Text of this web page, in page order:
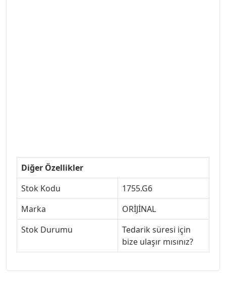
Diğer Özellikler
Stok Kodu
1755.G6
Marka
ORİJİNAL
Stok Durumu
Tedarik süresi için
bize ulaşır mısınız?